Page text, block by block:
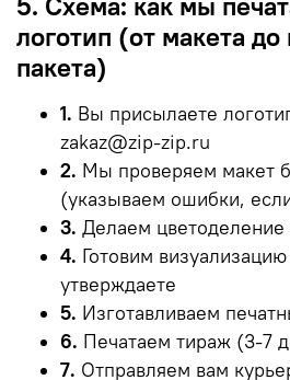
логотип (от макета до
пакета)
1. Вы присылаете
zakaz@zip-zip.ru
2. Мы проверяем макет
(указываем ошибки,
3. Делаем цветоделение
4. Готовим
утверждаете
5. Изготавливаем
6. Печатаем тираж (3-7
7. Отправляем вам